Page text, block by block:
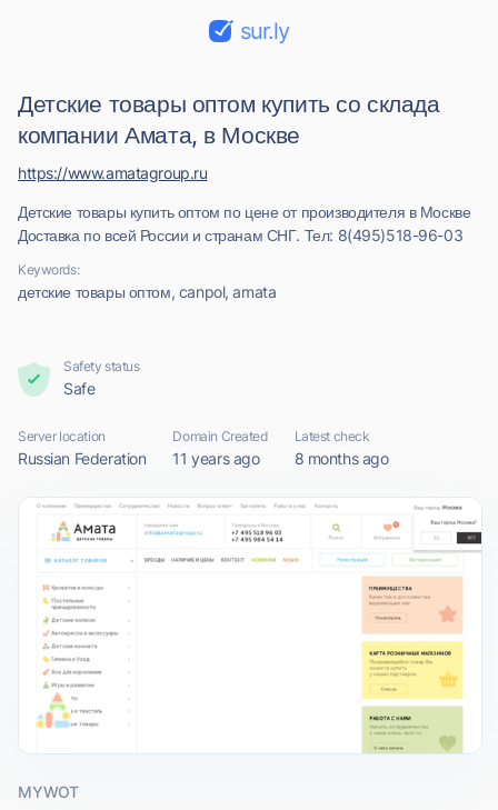
sur.ly
Детские товары оптом купить со склада
компании Амата, в Москве
Детские товары купить оптом по цене от производителя в Москве
Доставка по всей России и странам СНГ. Тел: 8(495)518-96-03
Keywords:
детские товары оптом, canpol, amata
https://www.amatagroup.ru
Safety status
Safe
Server location
Russian Federation
Domain Created
11 years ago
Latest check
8 months ago
MYWOT